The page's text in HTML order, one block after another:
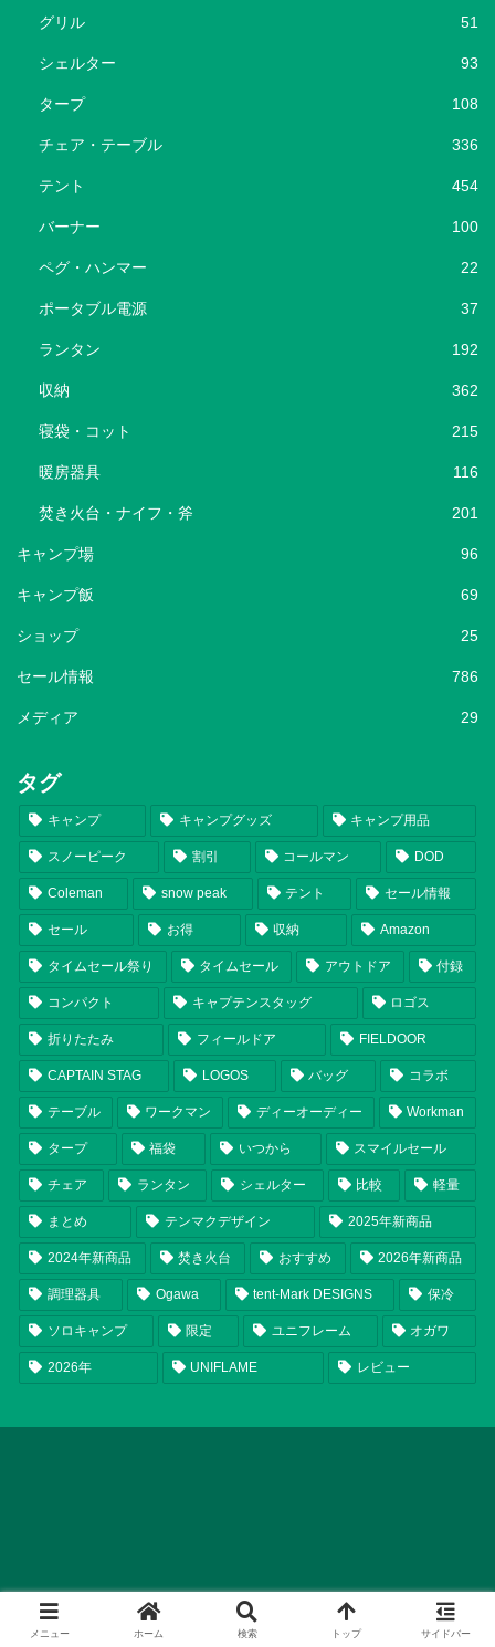
グリル 51
シェルター 93
タープ 108
チェア・テーブル 336
テント 454
バーナー 100
ペグ・ハンマー 22
ポータブル電源 37
ランタン 192
収納 362
寝袋・コット 215
暖房器具 116
焚き火台・ナイフ・斧 201
キャンプ場 96
キャンプ飯 69
ショップ 25
セール情報 786
メディア 29
タグ
キャンプ キャンプグッズ キャンプ用品
スノーピーク 割引 コールマン DOD
Coleman snow peak テント セール情報
セール お得 収納 Amazon
タイムセール祭り タイムセール アウトドア 付録
コンパクト キャプテンスタッグ ロゴス
折りたたみ フィールドア FIELDOOR
CAPTAIN STAG LOGOS バッグ コラボ
テーブル ワークマン ディーオーディー Workman
タープ 福袋 いつから スマイルセール
チェア ランタン シェルター 比較 軽量
まとめ テンマクデザイン 2025年新商品
2024年新商品 焚き火台 おすすめ 2026年新商品
調理器具 Ogawa tent-Mark DESIGNS 保冷
ソロキャンプ 限定 ユニフレーム オガワ
2026年 UNIFLAME レビュー
メニュー ホーム 検索 トップ サイドバー